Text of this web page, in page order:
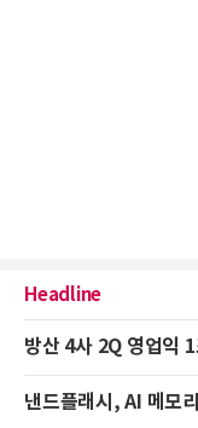
Headline
방산 4사 2Q 영업익
낸드플래시, AI 메모